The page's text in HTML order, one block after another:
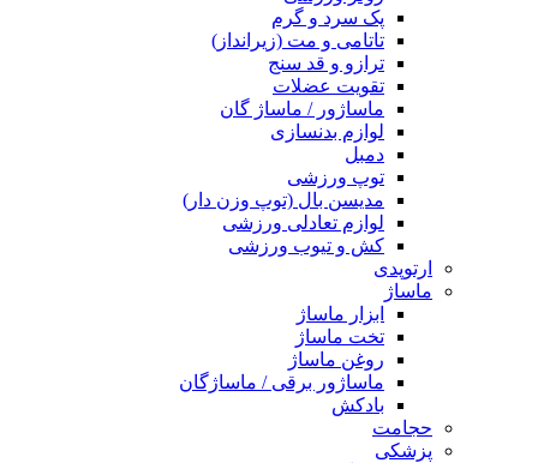
پک سرد و گرم
تاتامی و مت (زیرانداز)
ترازو و قد سنج
تقویت عضلات
ماساژور / ماساژ گان
لوازم بدنسازی
دمبل
توپ ورزشی
مدیسن بال (توپ وزن دار)
لوازم تعادلی ورزشی
کش و تیوب ورزشی
ارتوپدی
ماساژ
ابزار ماساژ
تخت ماساژ
روغن ماساژ
ماساژور برقی / ماساژگان
بادکش
حجامت
پزشکی